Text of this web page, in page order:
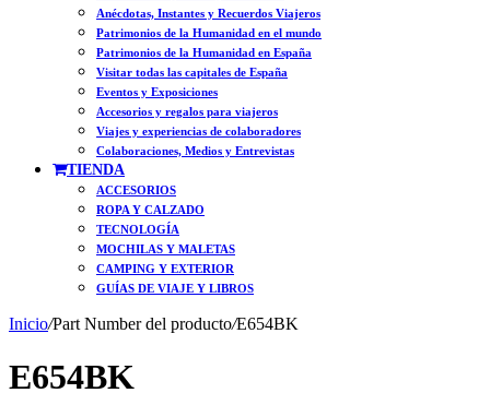
Anécdotas, Instantes y Recuerdos Viajeros
Patrimonios de la Humanidad en el mundo
Patrimonios de la Humanidad en España
Visitar todas las capitales de España
Eventos y Exposiciones
Accesorios y regalos para viajeros
Viajes y experiencias de colaboradores
Colaboraciones, Medios y Entrevistas
TIENDA
ACCESORIOS
ROPA Y CALZADO
TECNOLOGÍA
MOCHILAS Y MALETAS
CAMPING Y EXTERIOR
GUÍAS DE VIAJE Y LIBROS
Inicio/Part Number del producto/E654BK
E654BK